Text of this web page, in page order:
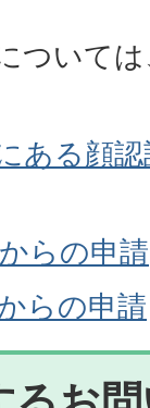
ついて
ある顔
らの申請
らの申請